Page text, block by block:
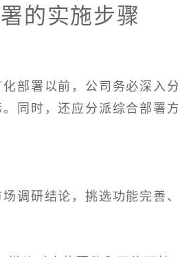
的实施步骤
部署以前，公司务必深入
同时，还应分派综合部署
调研结论，挑选功能完善